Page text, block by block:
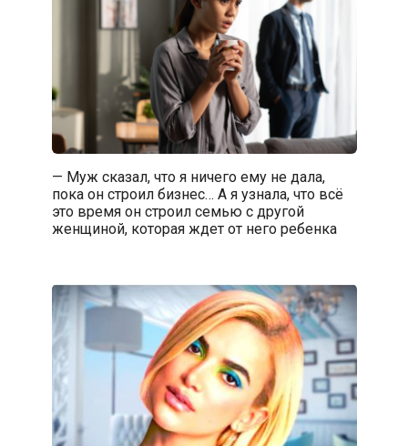
— Муж сказал, что я ничего ему не дала,
пока он строил бизнес… А я узнала, что всё
это время он строил семью с другой
женщиной, которая ждет от него ребенка